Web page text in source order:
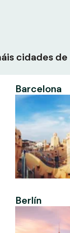
cidades de
Barcelona
Berlín